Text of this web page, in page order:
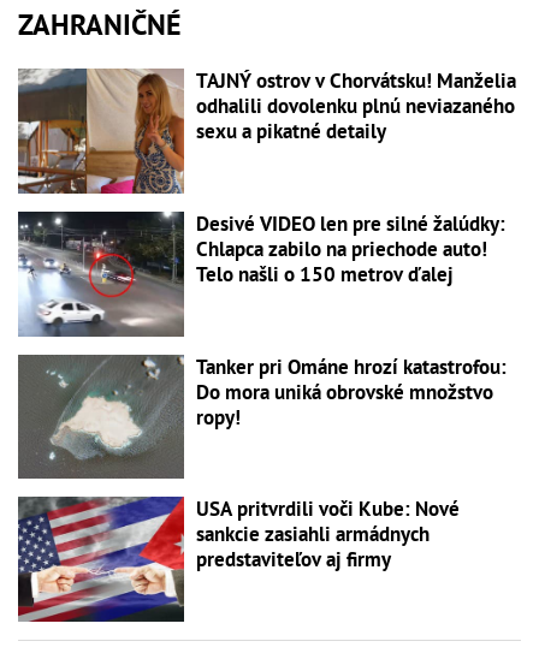
ZAHRANIČNÉ
TAJNÝ ostrov v Chorvátsku! Manželia
odhalili dovolenku plnú neviazaného
sexu a pikatné detaily
Desivé VIDEO len pre silné žalúdky:
Chlapca zabilo na priechode auto!
Telo našli o 150 metrov ďalej
Tanker pri Ománe hrozí katastrofou:
Do mora uniká obrovské množstvo
ropy!
USA pritvrdili voči Kube: Nové
sankcie zasiahli armádnych
predstaviteľov aj firmy